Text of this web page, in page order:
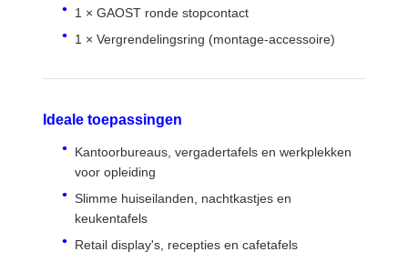
Glijdende stopcontact
Schrijfkastclamp stopcontact
Tafelkabelorganisator
Inbouw USB-oplader
Audio Visuele Doos
Bureauaccessoires
1 × GAOST ronde stopcontact
1 × Vergrendelingsring (montage-accessoire)
Ideale toepassingen
Kantoorbureaus, vergadertafels en werkplekken
voor opleiding
Slimme huiseilanden, nachtkastjes en
keukentafels
Retail display's, recepties en cafetafels